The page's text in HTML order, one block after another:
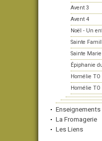
Avent 3
Avent 4
Noël - Un
Sainte
Sainte
Épiphanie
Homélie TO
Homélie TO
Enseignements
La Fromagerie
Les Liens